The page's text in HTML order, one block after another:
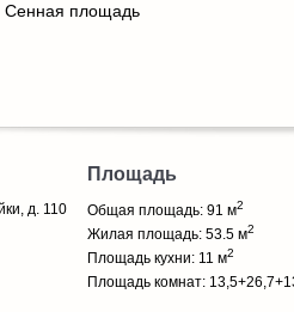
Сенная площадь
д. 110
Площадь
Общая площадь: 91 м2
Жилая площадь: 53.5 м2
Площадь кухни: 11 м2
Площадь комнат: